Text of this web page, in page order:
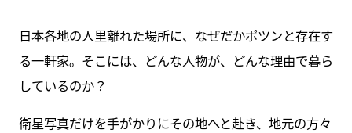
日本各地の人里離れた場所に、なぜだかポツンと存在す
る一軒家。そこには、どんな人物が、どんな理由で暮ら
しているのか？
衛星写真だけを手がかりにその地へと赴き、地元の方々